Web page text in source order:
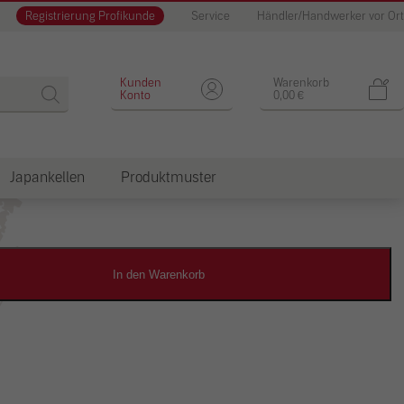
Registrierung Profikunde Service Händler/Handwerker vor Ort
Warenkorb
0,00 €
Kunden
Konto
Japankellen Produktmuster
Designputz
In den Warenkorb